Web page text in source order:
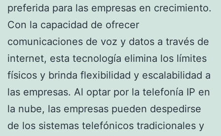
preferida para las empresas en crecimiento.
Con la capacidad de ofrecer
comunicaciones de voz y datos a través de
internet, esta tecnología elimina los límites
físicos y brinda flexibilidad y escalabilidad a
las empresas. Al optar por la telefonía IP en
la nube, las empresas pueden despedirse
de los sistemas telefónicos tradicionales y